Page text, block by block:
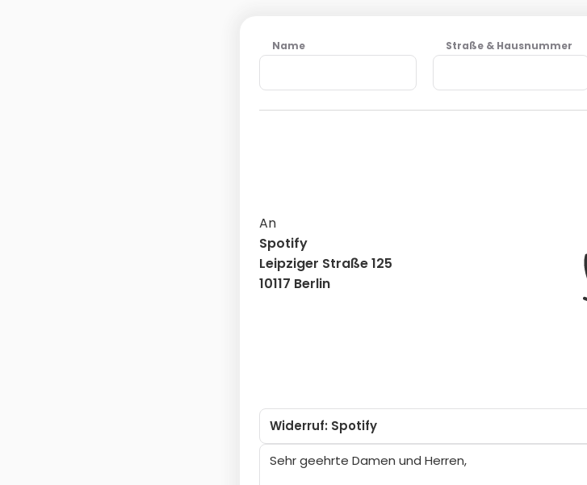
Name Straße & Hausnummer
An
Spotify
Leipziger Straße 125
10117 Berlin